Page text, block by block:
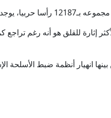
في انتظار استخدامها.
إثارة للقلق هو أنه رغم تراجع
انهيار أنظمة ضبط الأسلحة